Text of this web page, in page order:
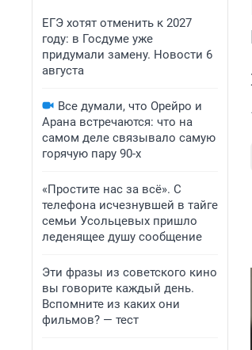
ЕГЭ хотят отменить к 2027
году: в Госдуме уже
придумали замену. Новости 6
августа
Все думали, что Орейро и
Арана встречаются: что на
самом деле связывало самую
горячую пару 90-х
«Простите нас за всё». С
телефона исчезнувшей в тайге
семьи Усольцевых пришло
леденящее душу сообщение
Эти фразы из советского кино
вы говорите каждый день.
Вспомните из каких они
фильмов? — тест